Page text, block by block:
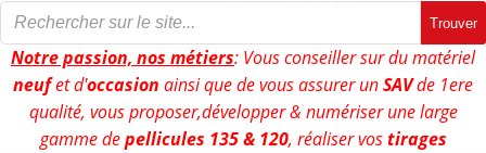
Trouver
Notre passion, nos métiers: Vous conseiller sur du matériel
neufet d'occasion ainsi que de vous assurer unSAVde 1ere
qualité, vous proposer,développer & numériser une large
gamme depellicules 135 & 120, réaliser vostirages